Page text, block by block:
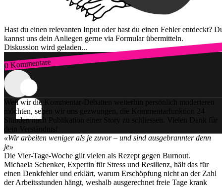
Hast du einen relevanten Input oder hast du einen Fehler entdeckt?
kannst uns dein Anliegen gerne via Formular übermitteln.
Diskussion wird geladen...
0 Kommentare
Zum Login
Weil wir die Kommentar-Debatten weiterhin persönlich moderieren
möchten, sehen wir uns gezwungen, die Kommentarfunktion 24
Stunden nach Publikation einer Story zu schliessen. Vielen Dank für
dein Verständnis!
«Wir arbeiten weniger als je zuvor – und sind ausgebrannter denn
je»
Die Vier-Tage-Woche gilt vielen als Rezept gegen Burnout.
Michaela Schenker, Expertin für Stress und Resilienz, hält das für
einen Denkfehler und erklärt, warum Erschöpfung nicht an der Zahl
der Arbeitsstunden hängt, weshalb ausgerechnet freie Tage krank